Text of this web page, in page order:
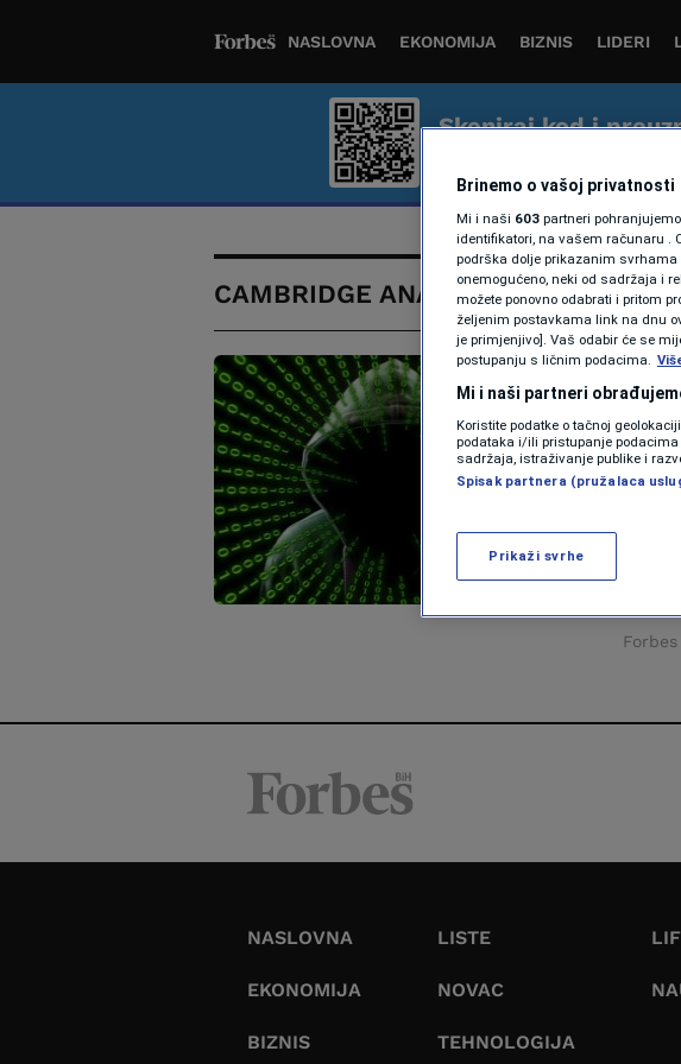
NASLOVNA EKONOMIJA BIZNIS LIDERI
Skeniraj kod i
Bolje iskustvo čitanja
CAMBRIDGE ANALYTICA
Forbes
NASLOVNA
EKONOMIJA
BIZNIS
LISTE
NOVAC
TEHNOLOGIJA
Brinemo o vašoj privatnosti
Mi i naši 603 partneri
identifikatori, na vašem računaru .
podrška dolje prikazanim svrhama
onemogućeno, neki od sadržaja i
možete ponovno odabrati i pritom
željenim postavkama link na dnu
je primjenjivo]. Vaš odabir će se
postupanju s ličnim podacima.
Mi i naši partneri
Koristite podatke o tačnoj
podataka i/ili pristupanje
sadržaja, istraživanje publike i
Spisak partnera (pružalaca
Prikaži svrhe